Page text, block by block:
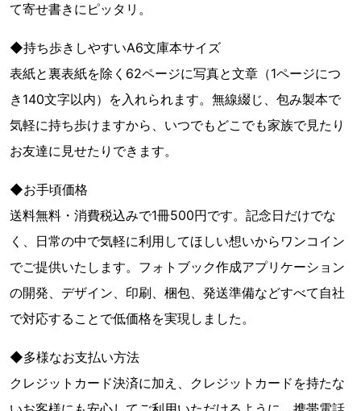
て寄せ書きにピッタリ。
◆持ち歩きしやすいA6文庫本サイズ
表紙と裏表紙を除く62ページに写真と文章（1ページにつ
き140文字以内）を入れられます。無線綴じ、包み製本で
気軽に持ち歩けますから、いつでもどこでも家族で見たり
お友達に見せたりできます。
◆お手頃価格
送料無料・消費税込みで1冊500円です。記念日だけでな
く、日常の中で気軽に利用してほしい想いからワンコイン
でご提供いたします。フォトブック作成アプリケーション
の開発、デザイン、印刷、梱包、発送準備などすべて自社
で対応することで低価格を実現しました。
◆多様なお支払い方法
クレジットカード決済に加え、クレジットカードを持たな